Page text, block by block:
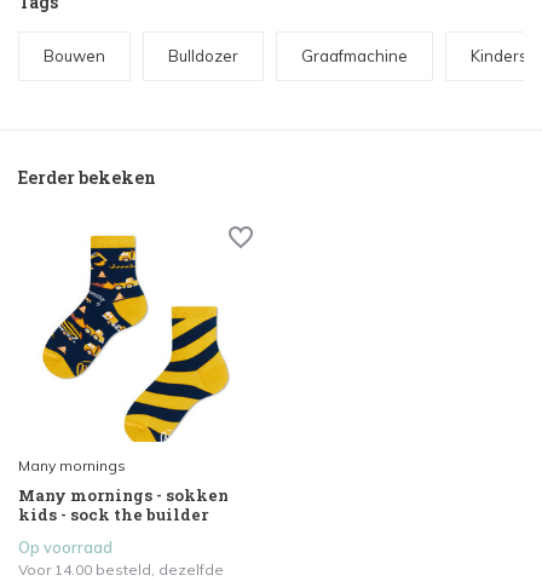
Bouwen Bulldozer Graafmachine
Eerder bekeken
Many mornings
Many mornings - sokken
kids - sock the builder
Op voorraad
Voor 14.00 besteld, dezelfde